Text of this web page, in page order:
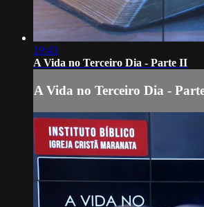
19:43
A Vida no Terceiro Dia - Parte II
A Vida no Terceiro Dia -